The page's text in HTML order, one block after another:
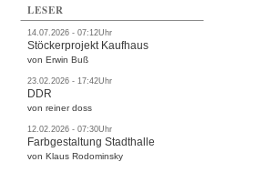
LESER
14.07.2026 - 07:12Uhr
Stöckerprojekt Kaufhaus
von Erwin Buß
23.02.2026 - 17:42Uhr
DDR
von reiner doss
12.02.2026 - 07:30Uhr
Farbgestaltung Stadthalle
von Klaus Rodominsky